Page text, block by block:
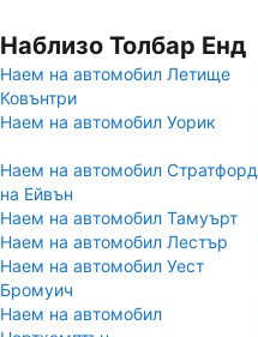
Наблизо Толбар Енд
Наем на автомобил Летище
Ковънтри
Наем на автомобил Уорик
Наем на автомобил Стратфорд
на Ейвън
Наем на автомобил Тамуърт
Наем на автомобил Лестър
Наем на автомобил Уест
Бромуич
Наем на автомобил